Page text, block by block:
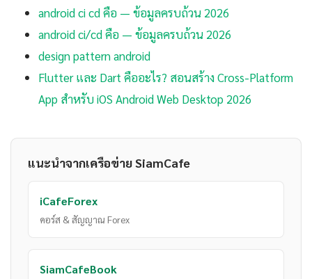
android ci cd คือ — ข้อมูลครบถ้วน 2026
android ci/cd คือ — ข้อมูลครบถ้วน 2026
design pattern android
Flutter และ Dart คืออะไร? สอนสร้าง Cross-Platform
App สำหรับ iOS Android Web Desktop 2026
แนะนำจากเครือข่าย SiamCafe
iCafeForex
คอร์ส & สัญญาณ Forex
SiamCafeBook